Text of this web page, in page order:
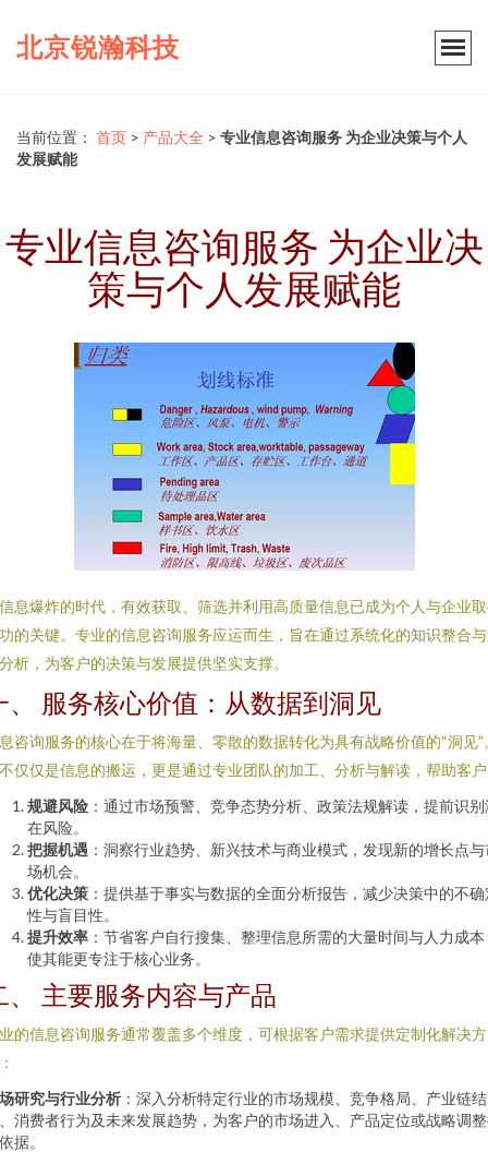
北京锐瀚科技
当前位置： 首页 > 产品大全 > 专业信息咨询服务 为企业决策与个人
发展赋能
专业信息咨询服务 为企业决
策与个人发展赋能
息爆炸的时代，有效获取、筛选并利用高质量信息已成为个人与企业
的关键。专业的信息咨询服务应运而生，旨在通过系统化的知识整合
析，为客户的决策与发展提供坚实支撑。
、 服务核心价值：从数据到洞见
咨询服务的核心在于将海量、零散的数据转化为具有战略价值的“洞见”
仅仅是信息的搬运，更是通过专业团队的加工、分析与解读，帮助客
规避风险 ：通过市场预警、竞争态势分析、政策法规解读，提前识别
在风险。
把握机遇 ：洞察行业趋势、新兴技术与商业模式，发现新的增长点与
场机会。
优化决策 ：提供基于事实与数据的全面分析报告，减少决策中的不确
性与盲目性。
提升效率 ：节省客户自行搜集、整理信息所需的大量时间与人力成本
使其能更专注于核心业务。
、 主要服务内容与产品
的信息咨询服务通常覆盖多个维度，可根据客户需求提供定制化解决方
研究与行业分析 ：深入分析特定行业的市场规模、竞争格局、产业链结
消费者行为及未来发展趋势，为客户的市场进入、产品定位或战略调
据。